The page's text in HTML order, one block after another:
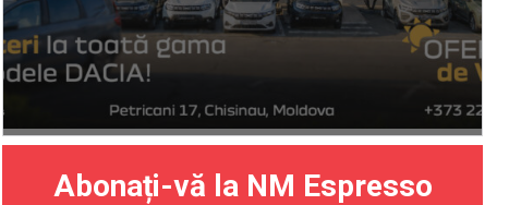
Abonați-vă la NM Espresso